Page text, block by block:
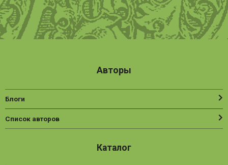
Авторы
Блоги
Список авторов
Каталог